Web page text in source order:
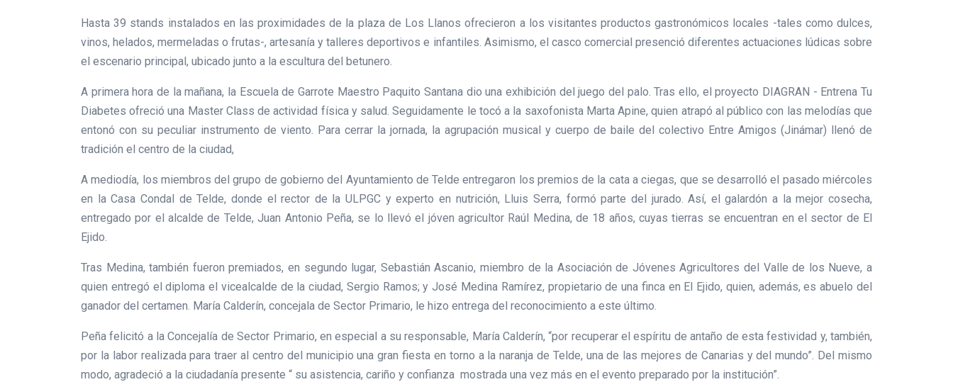
Hasta 39 stands instalados en las proximidades de la plaza de Los Llanos ofrecieron a los visitantes productos gastronómicos locales -tales como dulces,
vinos, helados, mermeladas o frutas-, artesanía y talleres deportivos e infantiles. Asimismo, el casco comercial presenció diferentes actuaciones lúdicas sobre
el escenario principal, ubicado junto a la escultura del betunero.
A primera hora de la mañana, la Escuela de Garrote Maestro Paquito Santana dio una exhibición del juego del palo. Tras ello, el proyecto DIAGRAN - Entrena Tu
Diabetes ofreció una Master Class de actividad física y salud. Seguidamente le tocó a la saxofonista Marta Apine, quien atrapó al público con las melodías que
entonó con su peculiar instrumento de viento. Para cerrar la jornada, la agrupación musical y cuerpo de baile del colectivo Entre Amigos (Jinámar) llenó de
tradición el centro de la ciudad,
A mediodía, los miembros del grupo de gobierno del Ayuntamiento de Telde entregaron los premios de la cata a ciegas, que se desarrolló el pasado miércoles
en la Casa Condal de Telde, donde el rector de la ULPGC y experto en nutrición, Lluis Serra, formó parte del jurado. Así, el galardón a la mejor cosecha,
entregado por el alcalde de Telde, Juan Antonio Peña, se lo llevó el jóven agricultor Raúl Medina, de 18 años, cuyas tierras se encuentran en el sector de El
Ejido.
Tras Medina, también fueron premiados, en segundo lugar, Sebastián Ascanio, miembro de la Asociación de Jóvenes Agricultores del Valle de los Nueve, a
quien entregó el diploma el vicealcalde de la ciudad, Sergio Ramos; y José Medina Ramírez, propietario de una finca en El Ejido, quien, además, es abuelo del
ganador del certamen. María Calderín, concejala de Sector Primario, le hizo entrega del reconocimiento a este último.
Peña felicitó a la Concejalía de Sector Primario, en especial a su responsable, María Calderín, “por recuperar el espíritu de antaño de esta festividad y, también,
por la labor realizada para traer al centro del municipio una gran fiesta en torno a la naranja de Telde, una de las mejores de Canarias y del mundo”. Del mismo
modo, agradeció a la ciudadanía presente “ su asistencia, cariño y confianza mostrada una vez más en el evento preparado por la institución”.